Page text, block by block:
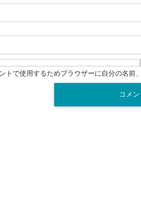
トで使用するためブラウザーに自分の名前